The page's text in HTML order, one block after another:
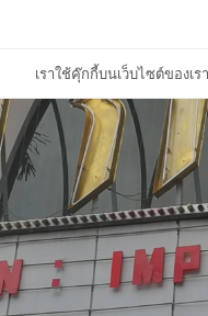
เราใช้คุ๊กกี้บนเว็บไซต์ของเ